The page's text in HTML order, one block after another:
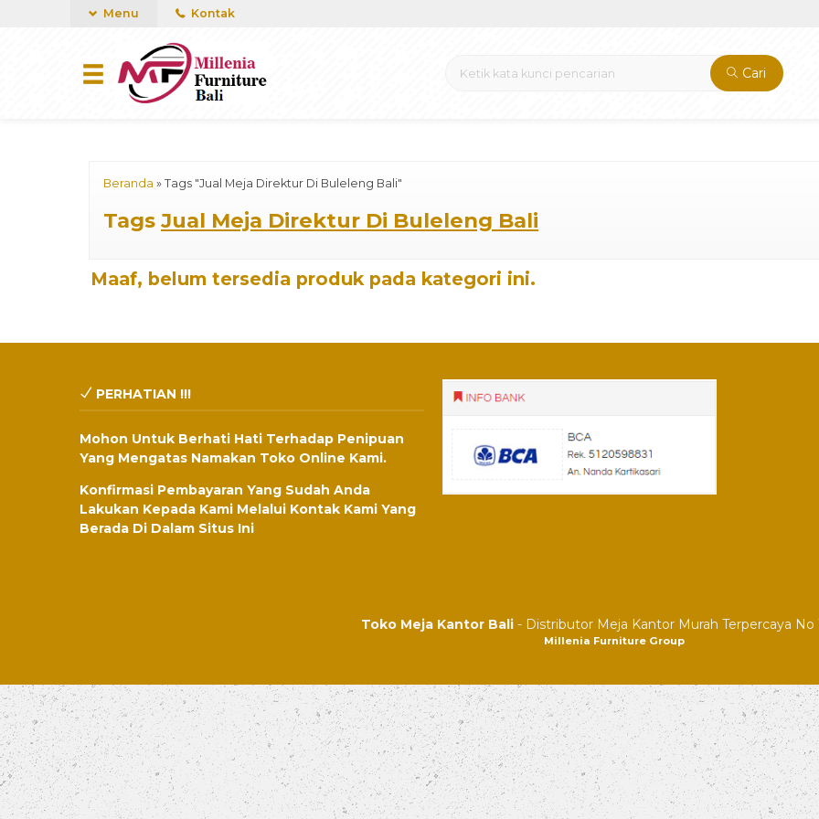
mUCn7CwGawCVTvwq7a99f4AgACOVgZvYEW65FFSDBf0
Menu Kontak
Cari
Beranda » Tags "Jual Meja Direktur Di Buleleng Bali"
Tags Jual Meja Direktur Di Buleleng Bali
Maaf, belum tersedia produk pada kategori ini.
PERHATIAN !!!
Mohon Untuk Berhati Hati Terhadap Penipuan
Yang Mengatas Namakan Toko Online Kami.
Konfirmasi Pembayaran Yang Sudah Anda
Lakukan Kepada Kami Melalui Kontak Kami Yang
Berada Di Dalam Situs Ini
Toko Meja Kantor Bali - Distributor Meja Kantor Murah Terpercaya No
Millenia Furniture Group